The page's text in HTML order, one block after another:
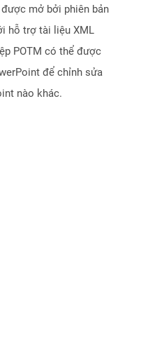
mở bởi phiên bản
hỗ trợ tài liệu XML
POTM có thể được
để chỉnh sửa
nào khác.